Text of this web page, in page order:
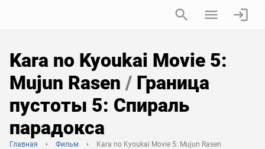
Kara no Kyoukai Movie 5:
Mujun Rasen / Граница
пустоты 5: Спираль
парадокса
Главная Фильм Kara no Kyoukai Movie 5: Mujun Rasen